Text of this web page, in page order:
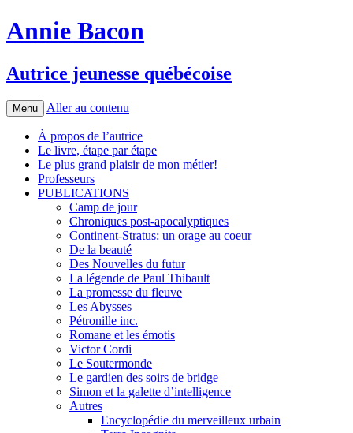
Annie Bacon
Autrice jeunesse québécoise
Menu Aller au contenu
À propos de l’autrice
Le livre, étape par étape
Le plus grand plaisir de mon métier!
Professeurs
PUBLICATIONS
Camp de jour
Chroniques post-apocalyptiques
Continent-Stratus: un orage au coeur
De la beauté
Des Nouvelles du futur
La légende de Paul Thibault
La promesse du fleuve
Les Abysses
Pétronille inc.
Romane et les émotis
Victor Cordi
Le Soutermonde
Le gardien des soirs de bridge
Simon et la galette d’intelligence
Autres
Encyclopédie du merveilleux urbain